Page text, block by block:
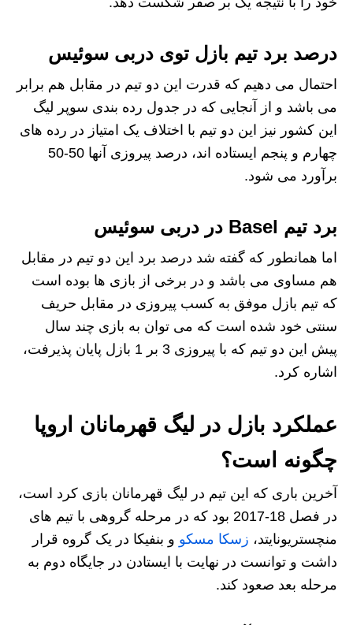
درصد برد تیم بازل توی دربی سوئیس
احتمال می دهیم که قدرت این دو تیم در مقابل هم برابر
می باشد و از آنجایی که در جدول رده بندی سوپر لیگ
این کشور نیز این دو تیم با اختلاف یک امتیاز در رده های
چهارم و پنجم ایستاده اند، درصد پیروزی آنها 50-50
برآورد می شود.
برد تیم Basel در دربی سوئیس
اما همانطور که گفته شد درصد برد این دو تیم در مقابل
هم مساوی می باشد و در برخی از بازی ها بوده است
که تیم بازل موفق به کسب پیروزی در مقابل حریف
سنتی خود شده است که می توان به بازی چند سال
پیش این دو تیم که با پیروزی 3 بر 1 بازل پایان پذیرفت،
اشاره کرد.
عملکرد بازل در لیگ قهرمانان اروپا
چگونه است؟
آخرین باری که این تیم در لیگ قهرمانان بازی کرد است،
در فصل 18-2017 بود که در مرحله گروهی با تیم های
منچستریونایتد، زسکا مسکو و بنفیکا در یک گروه قرار
داشت و توانست در نهایت با ایستادن در جایگاه دوم به
مرحله بعد صعود کند.